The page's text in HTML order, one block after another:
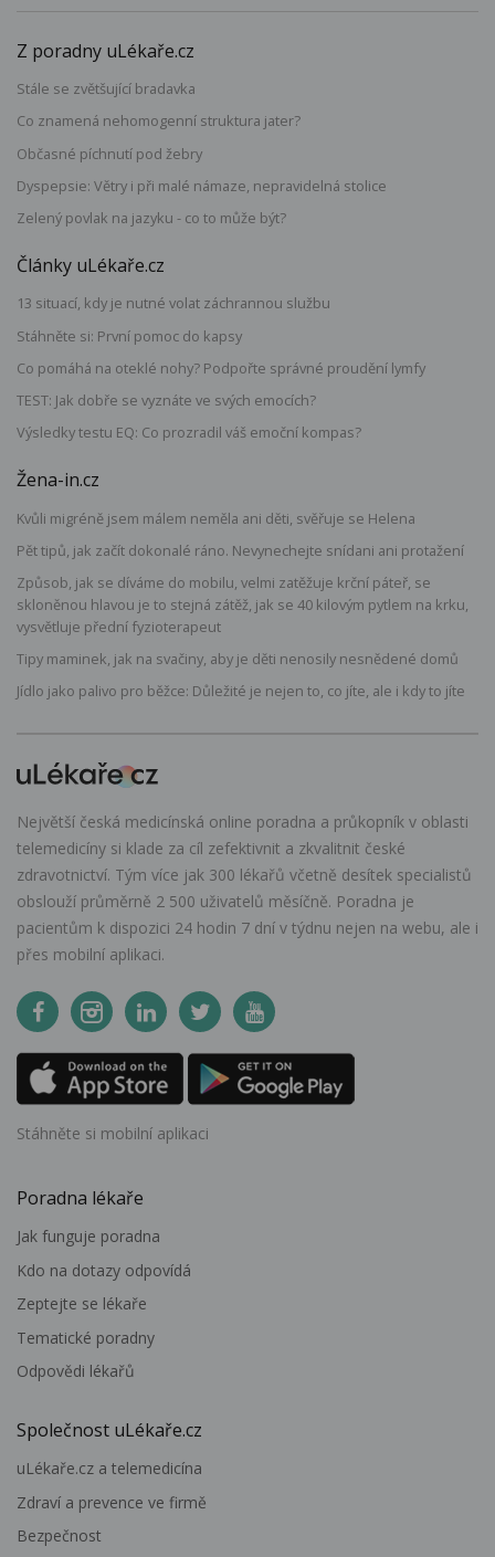
Z poradny uLékaře.cz
Stále se zvětšující bradavka
Co znamená nehomogenní struktura jater?
Občasné píchnutí pod žebry
Dyspepsie: Větry i při malé námaze, nepravidelná stolice
Zelený povlak na jazyku - co to může být?
Články uLékaře.cz
13 situací, kdy je nutné volat záchrannou službu
Stáhněte si: První pomoc do kapsy
Co pomáhá na oteklé nohy? Podpořte správné proudění lymfy
TEST: Jak dobře se vyznáte ve svých emocích?
Výsledky testu EQ: Co prozradil váš emoční kompas?
Žena-in.cz
Kvůli migréně jsem málem neměla ani děti, svěřuje se Helena
Pět tipů, jak začít dokonalé ráno. Nevynechejte snídani ani protažení
Způsob, jak se díváme do mobilu, velmi zatěžuje krční páteř, se
skloněnou hlavou je to stejná zátěž, jak se 40 kilovým pytlem na krku,
vysvětluje přední fyzioterapeut
Tipy maminek, jak na svačiny, aby je děti nenosily nesnědené domů
Jídlo jako palivo pro běžce: Důležité je nejen to, co jíte, ale i kdy to jíte
Největší česká medicínská online poradna a průkopník v oblasti
telemedicíny si klade za cíl zefektivnit a zkvalitnit české
zdravotnictví. Tým více jak 300 lékařů včetně desítek specialistů
obslouží průměrně 2 500 uživatelů měsíčně. Poradna je
pacientům k dispozici 24 hodin 7 dní v týdnu nejen na webu, ale i
přes mobilní aplikaci.
Stáhněte si mobilní aplikaci
Poradna lékaře
Jak funguje poradna
Kdo na dotazy odpovídá
Zeptejte se lékaře
Tematické poradny
Odpovědi lékařů
Společnost uLékaře.cz
uLékaře.cz a telemedicína
Zdraví a prevence ve firmě
Bezpečnost